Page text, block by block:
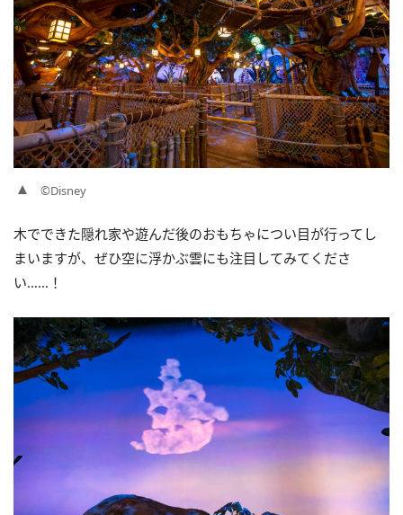
©Disney
木でできた隠れ家や遊んだ後のおもちゃについ目が行ってし
まいますが、ぜひ空に浮かぶ雲にも注目してみてくださ
い……！